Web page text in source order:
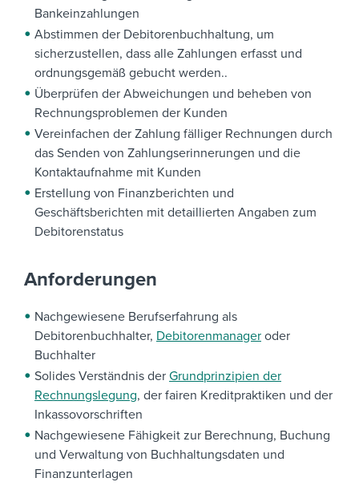
Bankeinzahlungen
Abstimmen der Debitorenbuchhaltung, um
sicherzustellen, dass alle Zahlungen erfasst und
ordnungsgemäß gebucht werden..
Überprüfen der Abweichungen und beheben von
Rechnungsproblemen der Kunden
Vereinfachen der Zahlung fälliger Rechnungen durch
das Senden von Zahlungserinnerungen und die
Kontaktaufnahme mit Kunden
Erstellung von Finanzberichten und
Geschäftsberichten mit detaillierten Angaben zum
Debitorenstatus
Anforderungen
Nachgewiesene Berufserfahrung als
Debitorenbuchhalter, Debitorenmanager oder
Buchhalter
Solides Verständnis der Grundprinzipien der
Rechnungslegung, der fairen Kreditpraktiken und der
Inkassovorschriften
Nachgewiesene Fähigkeit zur Berechnung, Buchung
und Verwaltung von Buchhaltungsdaten und
Finanzunterlagen